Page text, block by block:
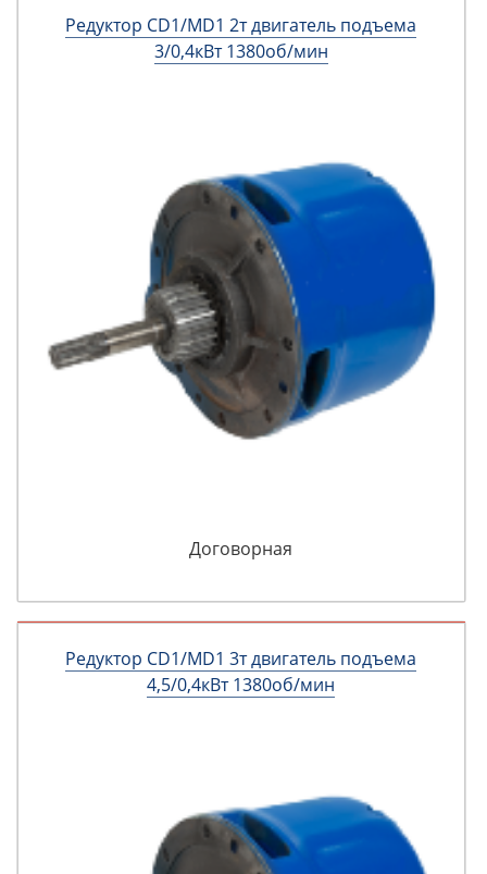
Редуктор CD1/MD1 2т двигатель подъема
3/0,4кВт 1380об/мин
Договорная
Редуктор CD1/MD1 3т двигатель подъема
4,5/0,4кВт 1380об/мин